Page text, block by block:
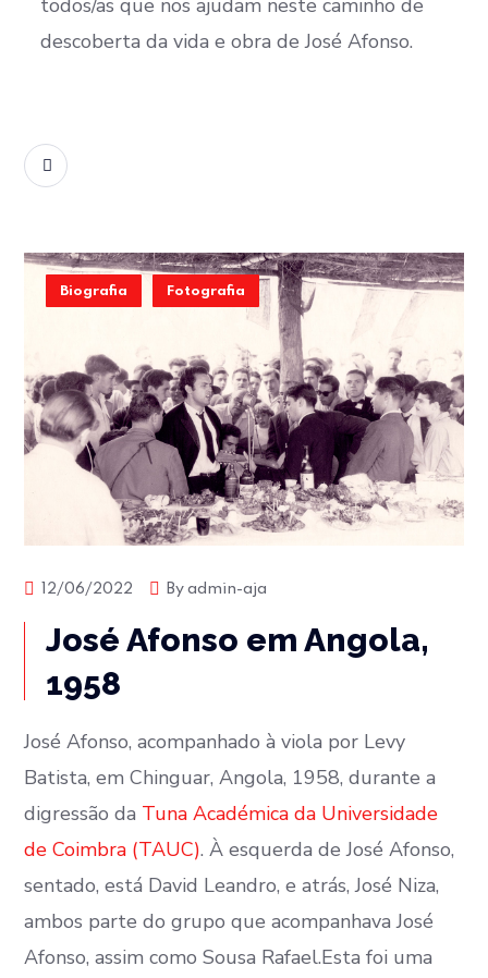
todos/as que nos ajudam neste caminho de
descoberta da vida e obra de José Afonso.
Biografia Fotografia
12/06/2022 Byadmin-aja
José Afonso em Angola,
1958
José Afonso, acompanhado à viola por Levy
Batista, em Chinguar, Angola, 1958, durante a
digressão da Tuna Académica da Universidade
de Coimbra (TAUC). À esquerda de José Afonso,
sentado, está David Leandro, e atrás, José Niza,
ambos parte do grupo que acompanhava José
Afonso, assim como Sousa Rafael.Esta foi uma